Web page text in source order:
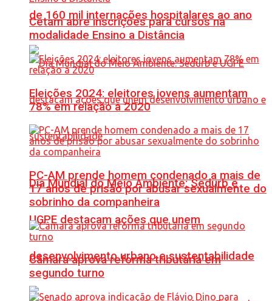
de 160 mil internações hospitalares ao ano
Dia Mundial do Meio Ambiente: Sedurb e
UGPE destacam ações que unem
desenvolvimento urbano e sustentabilidade
Cetam abre inscrições para cursos na
modalidade Ensino a Distância
Eleições 2024: eleitores jovens aumentam
78% em relação a 2020
PC-AM prende homem condenado a mais de
17 anos de prisão por abusar sexualmente do
sobrinho da companheira
Câmara aprova reforma tributária em
segundo turno